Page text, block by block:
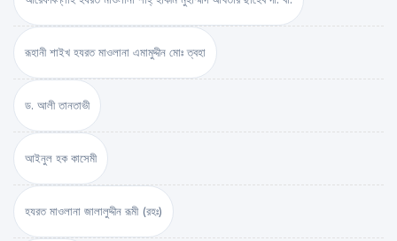
রূহানী শাইখ হযরত মাওলানা এমামুদ্দীন মোঃ ত্বহা
ড. আলী তানতাভী
আইনুল হক কাসেমী
হযরত মাওলানা জালালুদ্দীন রূমী (রহঃ)